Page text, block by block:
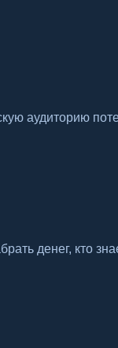
аудиторию
денег, кто